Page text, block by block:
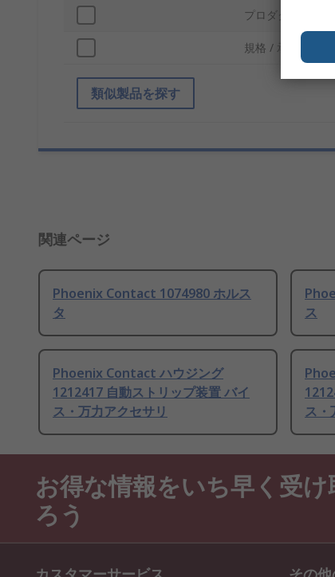
プロダクトタイプ
規格 / 承認
類似製品を探す
関連ページ
Phoenix Contact 1074980 ホルス
タ
ス
Phoenix Contact ハウジング
1212417 自動ストリップ装置 バイ
ス・万力アクセサリ
ス・
お得な情報をいち早く受け
ろう